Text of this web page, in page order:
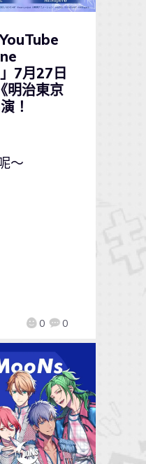
7月27日
明治東京
！
0 0
～